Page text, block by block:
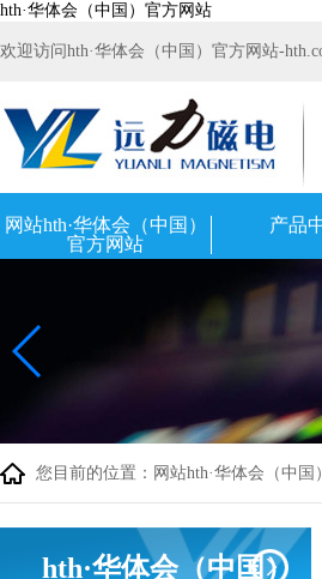
hth·华体会（中国）官方网站
欢迎访问hth·华体会（中国）官方网站-
网站hth·华体会（中国）
官方网站
产品
您目前的位置： 网站hth·华体会（中国
hth·华体会（中国）